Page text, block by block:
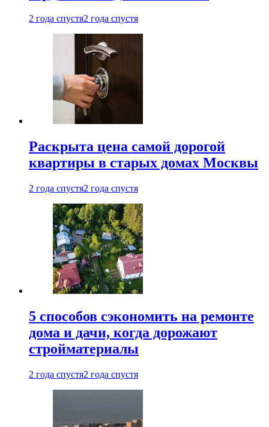
2 года спустя2 года спустя
Раскрыта цена самой дорогой
квартиры в старых домах Москвы
2 года спустя2 года спустя
5 способов сэкономить на ремонте
дома и дачи, когда дорожают
стройматериалы
2 года спустя2 года спустя